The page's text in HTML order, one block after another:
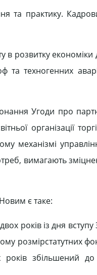
та практику.
в розвитку
та техногенних
Угоди про
організації
механізмі
вимагають
є таке:
років із дня вступу
розмірстатутних
збільшений до